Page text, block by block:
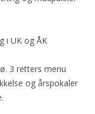
og ÅK
3 retters menu
og årspokaler